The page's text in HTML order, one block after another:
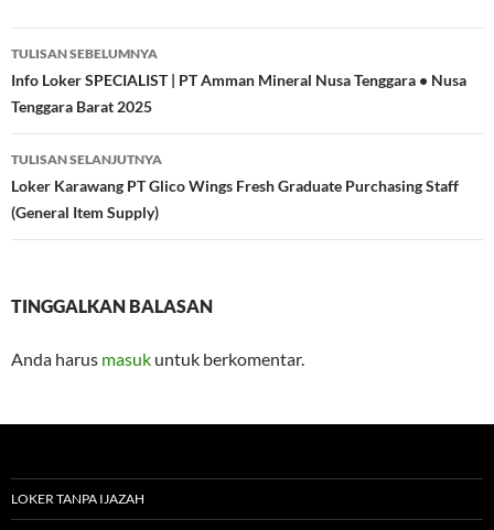
Navigasi
Tulisan
TULISAN SEBELUMNYA
Info Loker SPECIALIST | PT Amman Mineral Nusa Tenggara • Nusa
Tenggara Barat 2025
TULISAN SELANJUTNYA
Loker Karawang PT Glico Wings Fresh Graduate Purchasing Staff
(General Item Supply)
TINGGALKAN BALASAN
Anda harus masuk untuk berkomentar.
LOKER TANPA IJAZAH